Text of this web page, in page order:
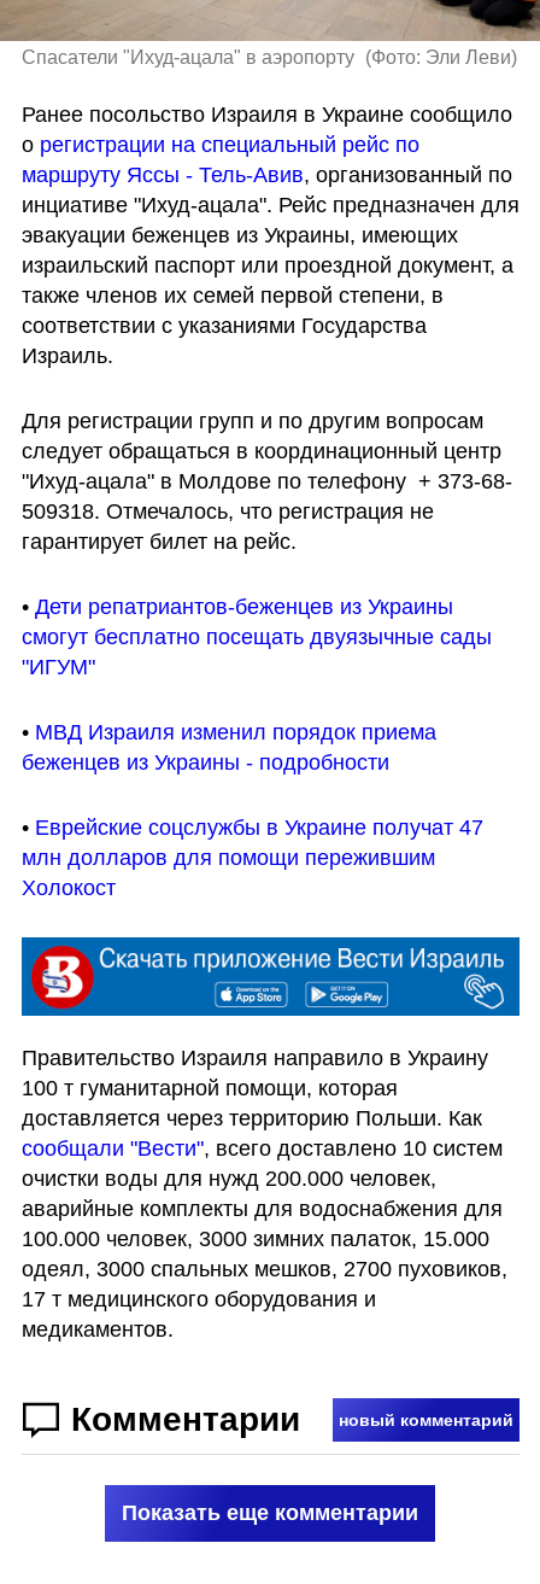
Спасатели "Ихуд-ацала" в аэропорту (Фото: Эли Леви)
Ранее посольство Израиля в Украине сообщило
о регистрации на специальный рейс по
маршруту Яссы - Тель-Авив, организованный по
инциативе "Ихуд-ацала". Рейс предназначен для
эвакуации беженцев из Украины, имеющих
израильский паспорт или проездной документ, а
также членов их семей первой степени, в
соответствии с указаниями Государства
Израиль.
Для регистрации групп и по другим вопросам
следует обращаться в координационный центр
"Ихуд-ацала" в Молдове по телефону  + 373-68-
509318. Отмечалось, что регистрация не
гарантирует билет на рейс.
• Дети репатриантов-беженцев из Украины
смогут бесплатно посещать двуязычные сады
"ИГУМ"
• МВД Израиля изменил порядок приема
беженцев из Украины - подробности
• Еврейские соцслужбы в Украине получат 47
млн долларов для помощи пережившим
Холокост
Правительство Израиля направило в Украину
100 т гуманитарной помощи, которая
доставляется через территорию Польши. Как
сообщали "Вести", всего доставлено 10 систем
очистки воды для нужд 200.000 человек,
аварийные комплекты для водоснабжения для
100.000 человек, 3000 зимних палаток, 15.000
одеял, 3000 спальных мешков, 2700 пуховиков,
17 т медицинского оборудования и
медикаментов.
Комментарии новый комментарий
Показать еще комментарии